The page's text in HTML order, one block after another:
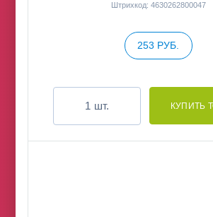
Штрихкод: 4630262800047
253 РУБ.
шт.